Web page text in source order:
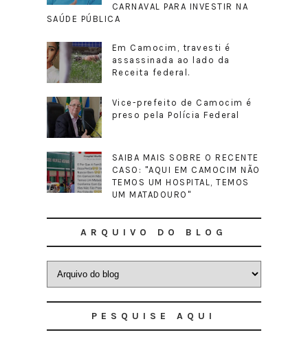
CARNAVAL PARA INVESTIR NA
SAÚDE PÚBLICA
Em Camocim, travesti é
assassinada ao lado da
Receita federal.
Vice-prefeito de Camocim é
preso pela Polícia Federal
SAIBA MAIS SOBRE O RECENTE
CASO: "AQUI EM CAMOCIM NÃO
TEMOS UM HOSPITAL, TEMOS
UM MATADOURO"
ARQUIVO DO BLOG
PESQUISE AQUI